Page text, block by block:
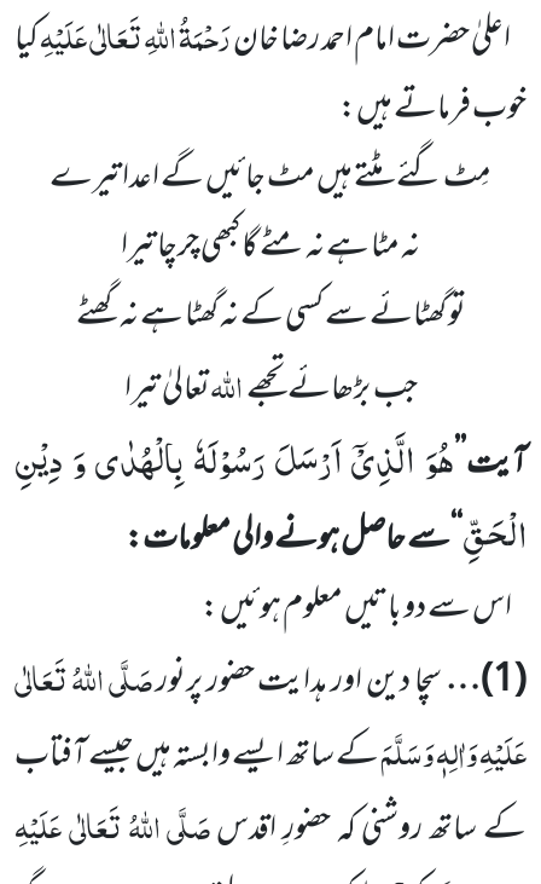
اعلیٰ حضرت امام احمد رضا خانرَحْمَۃُ اللہِ تَعَالٰی عَلَیْہِکیا
خوب فرماتے ہیں:
مِٹ گئے مٹتے ہیں مٹ جائیں گے اعدا تیرے
نہ مٹا ہے نہ مٹے گا کبھی چرچا تیرا
تو گھٹائے سے کسی کے نہ گھٹا ہے نہ گھٹے
جببڑھائےتجھےاللہتعالیٰتیرا
آیت’’هُوَ الَّذِیْۤ اَرْسَلَ رَسُوْلَهٗ بِالْهُدٰى وَ دِیْنِ
الْحَقِّ‘‘سے حاصل ہونے والی معلومات:
اس سے دو باتیں معلوم ہوئیں :
(
1
)…سچا دین اور ہدایت حضور پرنورصَلَّی اللہُ تَعَالٰی
عَلَیْہِ وَاٰلِہٖ وَسَلَّمَکے ساتھ ایسے وابستہ ہیں جیسے آفتاب
کے ساتھ روشنیکہ حضورِ اقدسصَلَّی اللہُ تَعَالٰی عَلَیْہِ